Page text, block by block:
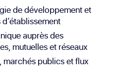
de développement et
auprès des
mutuelles et réseaux
marchés publics et flux